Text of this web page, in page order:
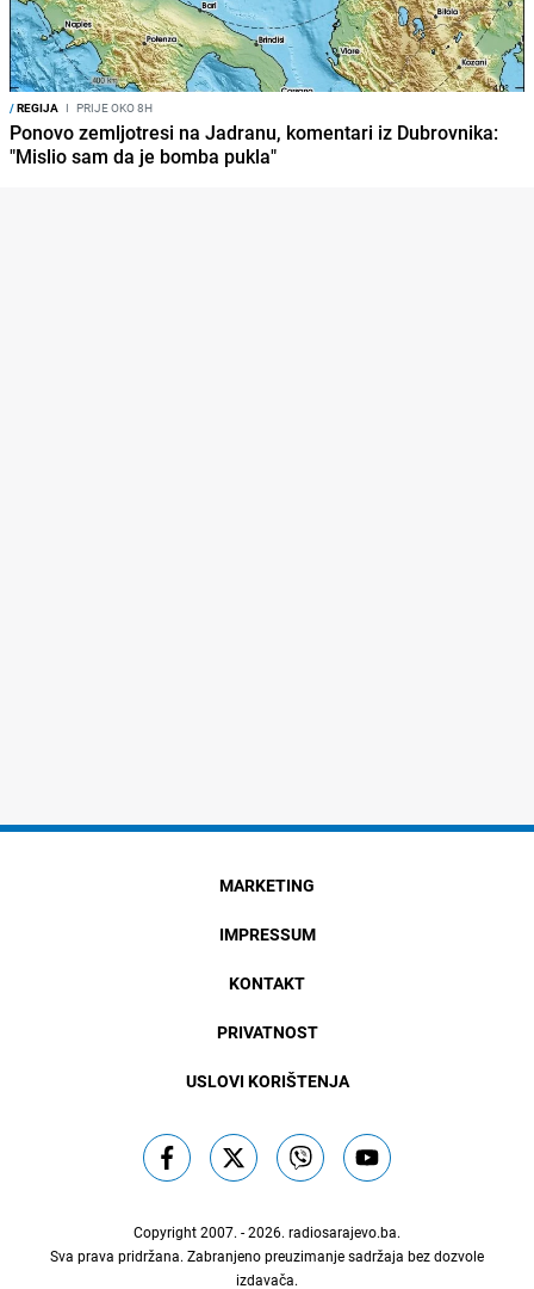
/REGIJA I PRIJE OKO 8H
Ponovo zemljotresi na Jadranu, komentari iz Dubrovnika:
"Mislio sam da je bomba pukla"
MARKETING
IMPRESSUM
KONTAKT
PRIVATNOST
USLOVI KORIŠTENJA
Copyright 2007. - 2026. radiosarajevo.ba.
Sva prava pridržana. Zabranjeno preuzimanje sadržaja bez dozvole
izdavača.